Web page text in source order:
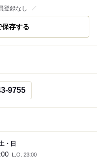
登録なし
保存する
9755
・日
L.O. 23:00